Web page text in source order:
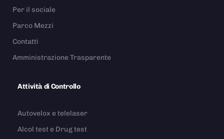
Per il sociale
Parco Mezzi
Contatti
Amministrazione Trasparente
Attività di Controllo
Autovelox e telelaser
Alcol test e Drug test